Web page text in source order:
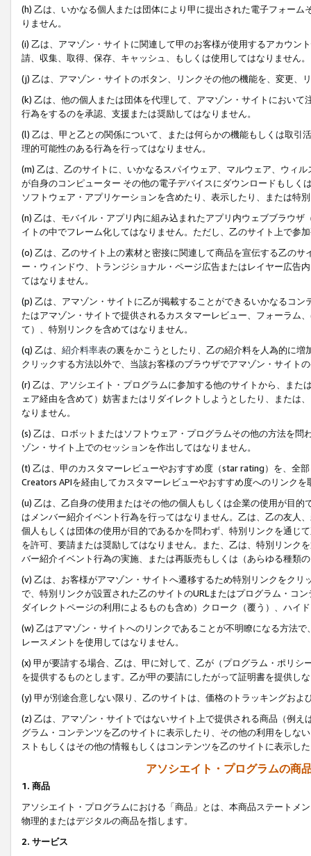
(h) 乙は、いかなる個人または団体により甲に提出された電子フォー
りません。
(i) 乙は、アマゾン・サイトに関連して甲のお客様が使用するアカウン
請、収集、取得、保存、キャッシュ、もしくは使用してはなりません。
(j) 乙は、アマゾン・サイトのボタン、リンクその他の機能を、変更、
(k) 乙は、他の個人または団体を代理して、アマゾン・サイトにおい
行為をするのを承認、支援または奨励してはなりません。
(l) 乙は、甲と乙との関係について、または何らかの機能もしくは取
理的可能性のある行為を行ってはなりません。
(m) 乙は、乙のサイトに、いかなるスパイウェア、マルウェア、ウィ
が自身のコンピューター その他の電子デバイスにダウンロードもし
ソフトウェア・アプリケーションを含めたり、表示したり、または特
(n) 乙は、モバイル・アプリ内に組み込まれたアプリ内ウェブブラウ
イトの中でフレーム化してはなりません。ただし、乙のサイト上で参
(o) 乙は、乙のサイト上の素材と密接に関連して商品を宣伝する乙の
ー・ウィンドウ、トランジショナル・ページ広告またはレイヤー広告
てはなりません。
(p) 乙は、アマゾン・サイトに乙が掲載することができるいかなるコ
たはアマゾン・サイトで提供されるカスタマーレビュー、フォーラム
て）、特別リンクを含めてはなりません。
(q) 乙は、 紹介料率表の裏をかこうとしたり、乙の紹介料を人為的に
クリックする方法以外で、当該お客様のブラウザでアマゾン・サイト
(r) 乙は、アソシエイト・プログラムに参加する他のサイトから、ま
ェア経由を含めて）妨害またはリダイレクトしようとしたり、または
なりません。
(s) 乙は、ロボットまたはソフトウェア・プログラムその他の方法を
ゾン・サイト上でのセッションを作出してはなりません。
(t) 乙は、甲のカスタマーレビューやおすすめ度（star rating）を、全
Creators APIを経由してカスタマーレビューやおすすめ度へのリンクを
(u) 乙は、乙自身の使用またはその他の個人もしくは企業の使用が目
はメンバー紹介イベント行為を行ってはなりません。乙は、乙の友人
個人もしくは団体の使用が目的であるかを問わず、特別リンクを通じ
を許可、要請または奨励してはなりません。また、乙は、特別リンク
バー紹介イベント行為の実施、または再販売もしくは（あらゆる種類
(v) 乙は、お客様がアマゾン・サイトへ遷移するため特別リンクをク
で、特別リンクが設置された乙のサイトのURLまたはプログラム・コ
ダイレクトページの利用によるものも含め）クローク（覆う）、ハイ
(w) 乙はアマゾン・サイトへのリンクであることが不明瞭になる方法
レースメントを使用してはなりません。
(x) 甲が要請する場合、乙は、甲に対して、乙が（プログラム・ポリ
を提供するものとします。乙が甲の要請にしたがって証明書を提供し
(y) 甲が別途合意しない限り、乙のサイトは、価格のトラッキングお
(z) 乙は、アマゾン・サイトではないサイト上で提供される商品（例
グラム・コンテンツを乙のサイトに表示したり、その他の利用をしな
ストもしくはその他の情報もしくはコンテンツを乙のサイトに表示し
アソシエイト・プログラムの商
1. 商品
アソシエイト・プログラムにおける「商品」とは、本商品ステートメ
物理的またはデジタルの商品を指します。
2. サービス